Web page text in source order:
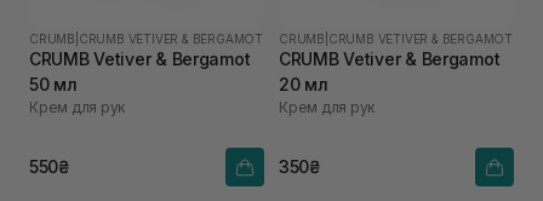
CRUMB CRUMB VETIVER & BERGAMOT
CRUMB Vetiver & Bergamot
50 мл
Крем для рук
550₴
CRUMB CRUMB VETIVER & BERGAMOT
CRUMB Vetiver & Bergamot
20 мл
Крем для рук
350₴